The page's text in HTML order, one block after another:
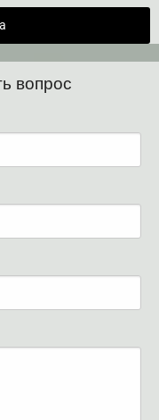
вопрос